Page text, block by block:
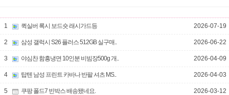
1 퀵실버 록시 보드숏 래시가드등 2026-07-19
2 삼성 갤럭시 S26 플러스 512GB 실구매.. 2026-06-22
3 야심찬 함흥냉면 10인분 비빔장500g 개.. 2026-04-09
4 탑텐 남성 프린트 카바나 반팔 셔츠 MS.. 2026-04-03
5 쿠팡 폴드7 빈박스 배송됐네요. 2026-03-12